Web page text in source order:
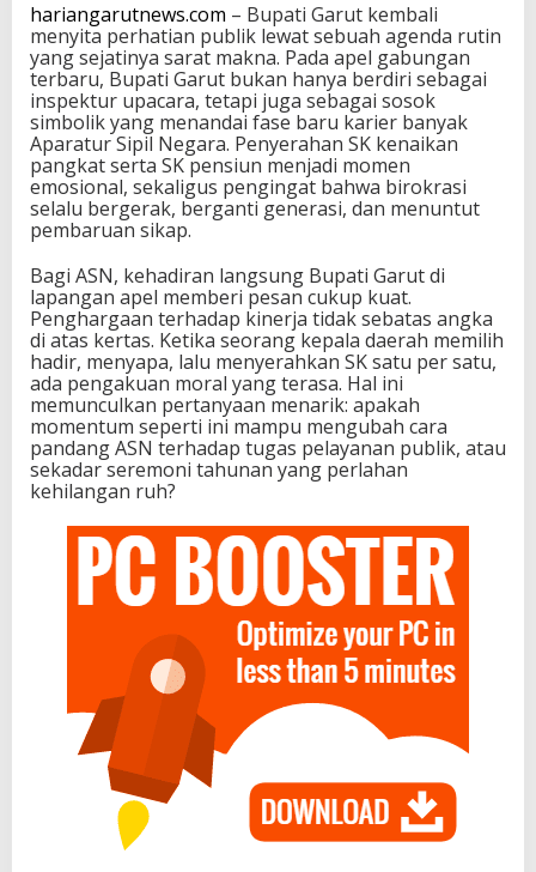
hariangarutnews.com – Bupati Garut kembali
menyita perhatian publik lewat sebuah agenda rutin
yang sejatinya sarat makna. Pada apel gabungan
terbaru, Bupati Garut bukan hanya berdiri sebagai
inspektur upacara, tetapi juga sebagai sosok
simbolik yang menandai fase baru karier banyak
Aparatur Sipil Negara. Penyerahan SK kenaikan
pangkat serta SK pensiun menjadi momen
emosional, sekaligus pengingat bahwa birokrasi
selalu bergerak, berganti generasi, dan menuntut
pembaruan sikap.
Bagi ASN, kehadiran langsung Bupati Garut di
lapangan apel memberi pesan cukup kuat.
Penghargaan terhadap kinerja tidak sebatas angka
di atas kertas. Ketika seorang kepala daerah memilih
hadir, menyapa, lalu menyerahkan SK satu per satu,
ada pengakuan moral yang terasa. Hal ini
memunculkan pertanyaan menarik: apakah
momentum seperti ini mampu mengubah cara
pandang ASN terhadap tugas pelayanan publik, atau
sekadar seremoni tahunan yang perlahan
kehilangan ruh?